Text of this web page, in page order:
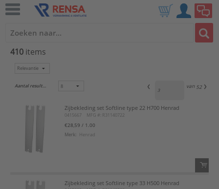
410 items
Aantal resultaten: van 52
Zijbekleding set Softline type 22 H700 Henrad
0415667 MFG #: R31140722
€28,59 / 1.00
Merk: Henrad
Zijbekleding set Softline type 33 H500 Henrad